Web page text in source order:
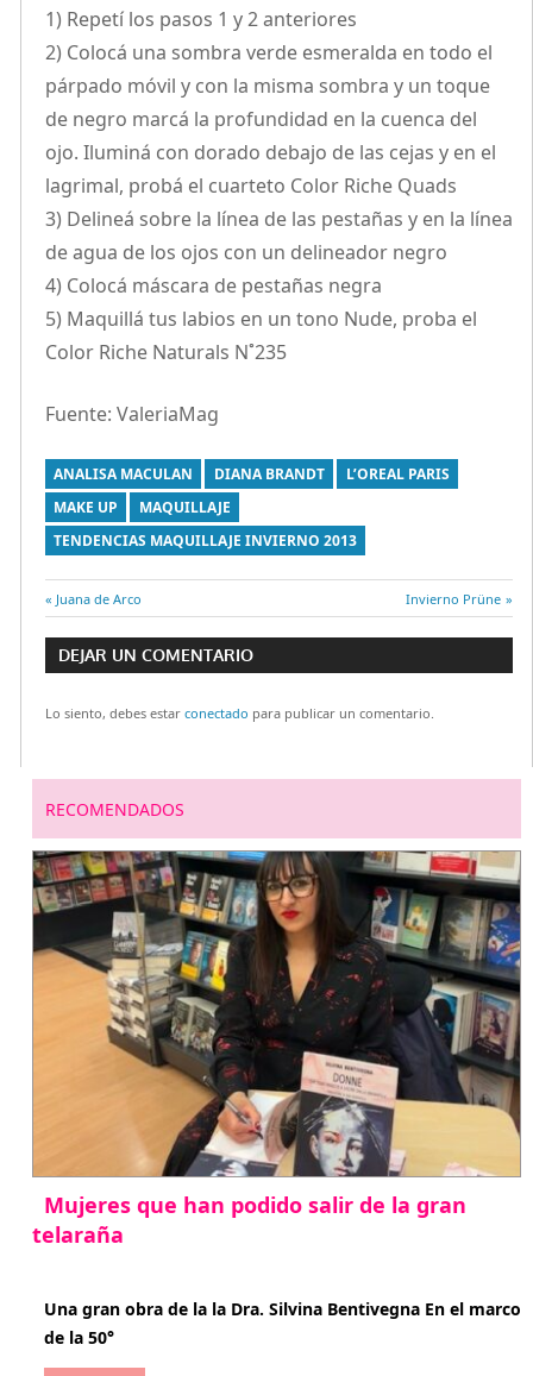
1) Repetí los pasos 1 y 2 anteriores
2) Colocá una sombra verde esmeralda en todo el
párpado móvil y con la misma sombra y un toque
de negro marcá la profundidad en la cuenca del
ojo. Iluminá con dorado debajo de las cejas y en el
lagrimal, probá el cuarteto Color Riche Quads
3) Delineá sobre la línea de las pestañas y en la línea
de agua de los ojos con un delineador negro
4) Colocá máscara de pestañas negra
5) Maquillá tus labios en un tono Nude, proba el
Color Riche Naturals N˚235
Fuente: ValeriaMag
ANALISA MACULAN DIANA BRANDT
L’OREAL PARIS
MAKE UP
MAQUILLAJE
TENDENCIAS MAQUILLAJE INVIERNO 2013
Navegación
de
entradas
Entrada
anterior:
Juana de Arco
Entrada
siguiente:
Invierno Prüne
DEJAR UN COMENTARIO
Lo siento, debes estar conectado para publicar un comentario.
RECOMENDADOS
Mujeres que han podido salir de la gran
telaraña
Una gran obra de la la Dra. Silvina Bentivegna En el marco
de la 50°